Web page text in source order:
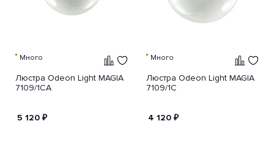
Много
Люстра Odeon Light MAGIA
7109/1CA
5 120 ₽
Много
Люстра Odeon Light MAGIA
7109/1C
4 120 ₽